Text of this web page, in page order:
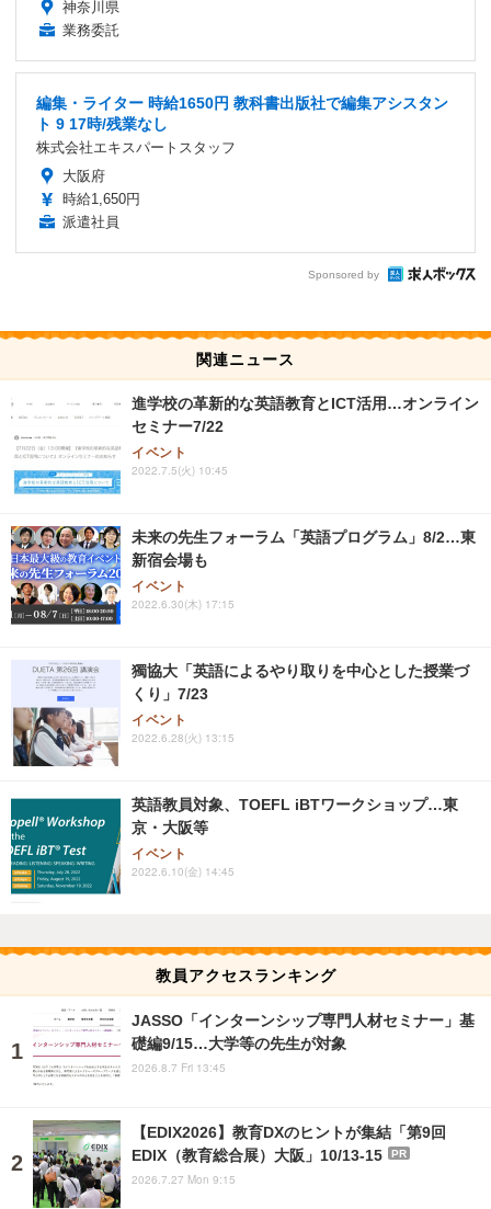
神奈川県
業務委託
編集・ライター 時給1650円 教科書出版社で編集アシスタン
ト 9 17時/残業なし
株式会社エキスパートスタッフ
大阪府
時給1,650円
派遣社員
Sponsored by
関連ニュース
進学校の革新的な英語教育とICT活用…オンライン
セミナー7/22
イベント
2022.7.5(火) 10:45
未来の先生フォーラム「英語プログラム」8/2…東
新宿会場も
イベント
2022.6.30(木) 17:15
獨協大「英語によるやり取りを中心とした授業づ
くり」7/23
イベント
2022.6.28(火) 13:15
英語教員対象、TOEFL iBTワークショップ…東
京・大阪等
イベント
2022.6.10(金) 14:45
教員アクセスランキング
JASSO「インターンシップ専門人材セミナー」基
礎編9/15…大学等の先生が対象
2026.8.7 Fri 13:45
【EDIX2026】教育DXのヒントが集結「第9回
EDIX（教育総合展）大阪」10/13-15
PR
2026.7.27 Mon 9:15